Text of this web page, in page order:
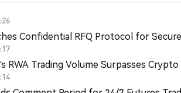
Confidential RFQ Protocol for
RWA Trading Volume Surpasses